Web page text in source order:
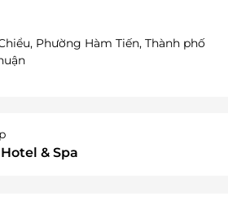
Phường Hàm Tiến, Thành phố
& Spa